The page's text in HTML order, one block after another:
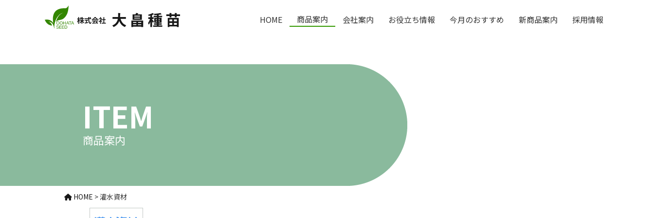
HOME 商品案内 会社案内 お役立ち情報 今月のおすすめ 新商品案内 採用情報
ITEM
商品案内
HOME >灌水資材